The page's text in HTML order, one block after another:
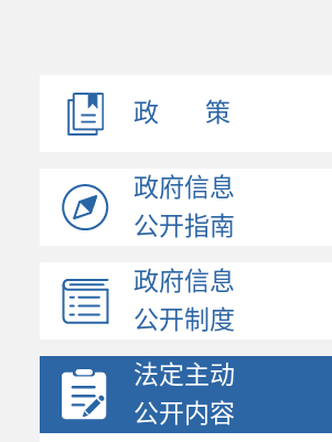
政 策
政府信息
公开指南
政府信息
公开制度
法定主动
公开内容
人事信息
政府工作报告
统计信息
政府采购
价格与收费
行政许可和其他对外管...
行政权力
重要部署执行公开